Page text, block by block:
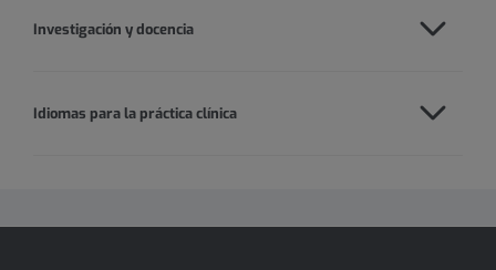
Investigación y docencia
Idiomas para la práctica clínica